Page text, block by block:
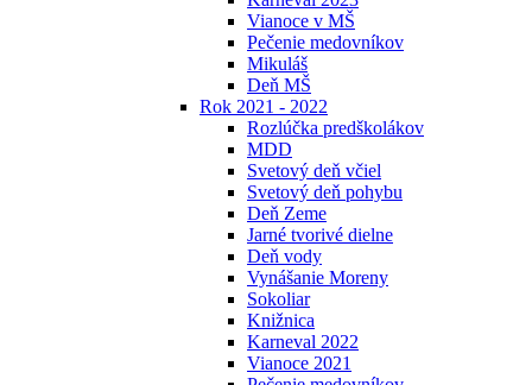
Vianoce v MŠ
Pečenie medovníkov
Mikuláš
Deň MŠ
Rok 2021 - 2022
Rozlúčka predškolákov
MDD
Svetový deň včiel
Svetový deň pohybu
Deň Zeme
Jarné tvorivé dielne
Deň vody
Vynášanie Moreny
Sokoliar
Knižnica
Karneval 2022
Vianoce 2021